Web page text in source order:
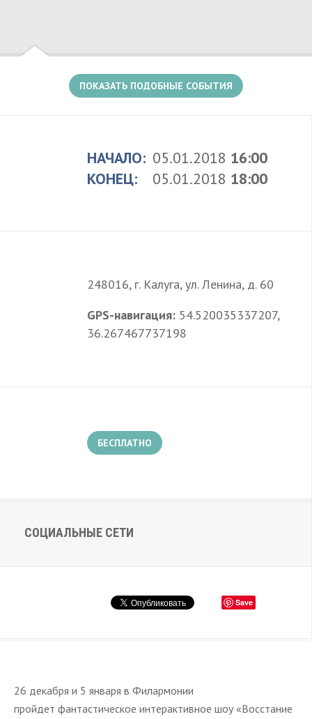
ПОКАЗАТЬ ПОДОБНЫЕ СОБЫТИЯ
НАЧАЛО: 05.01.2018 16:00
КОНЕЦ:
05.01.2018 18:00
248016, г. Калуга, ул. Ленина, д. 60
GPS-навигация: 54.520035337207,
36.267467737198
БЕСПЛАТНО
СОЦИАЛЬНЫЕ СЕТИ
Save
26 декабря и 5 января в Филармонии
пройдет фантастическое интерактивное шоу «Восстание